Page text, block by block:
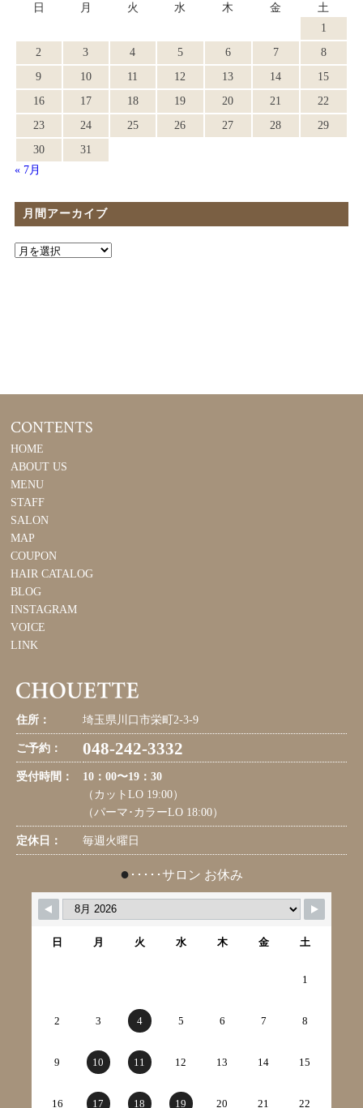
日
月 火 水 木 金
土
1
2
3 4 5 6 7
8
9
10 11 12 13 14
15
16
17 18 19 20 21
22
23
24 25 26 27 28
29
30
31
« 7月
月間アーカイブ
CONTENTS
HOME
ABOUT US
MENU
STAFF
SALON
MAP
COUPON
HAIR CATALOG
BLOG
INSTAGRAM
VOICE
LINK
住所： 埼玉県川口市栄町2-3-9
ご予約： 048-242-3332
受付時間：
10：00〜19：30
（カットLO 19:00）
（パーマ･カラーLO 18:00）
定休日： 毎週火曜日
● ･････サロン お休み
日 月 火 水 木 金 土
1
2 3 4 5 6 7 8
9 10 11 12 13 14 15
16 17 18 19 20 21 22